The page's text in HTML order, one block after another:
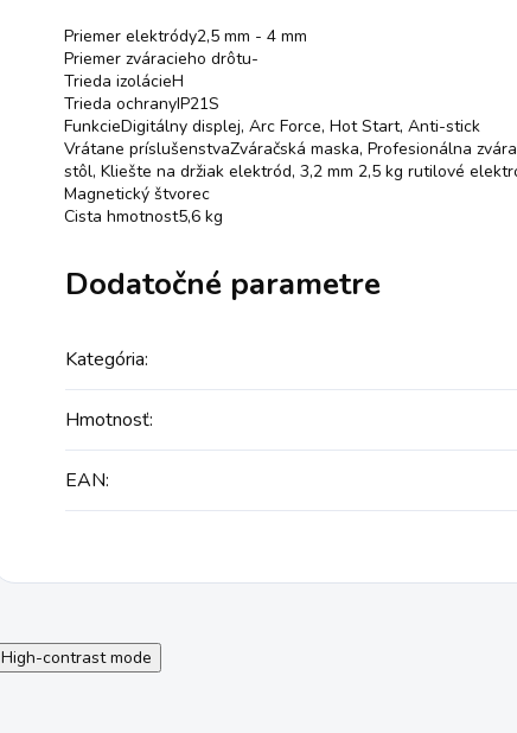
Priemer elektródy2,5 mm - 4 mm
Priemer zváracieho drôtu-
Trieda izolácieH
Trieda ochranyIP21S
FunkcieDigitálny displej, Arc Force, Hot Start, Anti-stick
Vrátane príslušenstvaZváračská maska, Profesionálna
stôl, Kliešte na držiak elektród, 3,2 mm 2,5 kg rutilové
Magnetický štvorec
Cista hmotnost5,6 kg
Dodatočné parametre
Kategória:
Hmotnosť:
EAN:
High-contrast mode